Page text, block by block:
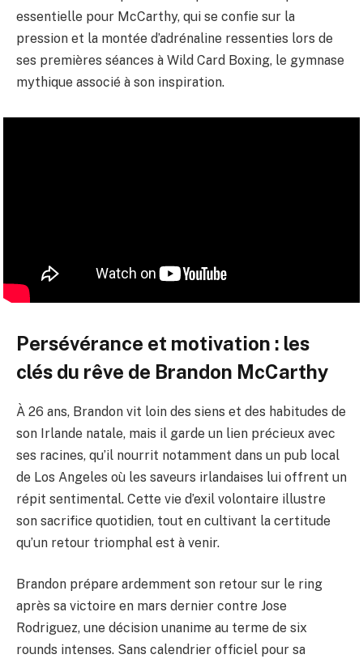
essentielle pour McCarthy, qui se confie sur la
pression et la montée d’adrénaline ressenties lors de
ses premières séances à Wild Card Boxing, le gymnase
mythique associé à son inspiration.
Persévérance et motivation : les
clés du rêve de Brandon McCarthy
À 26 ans, Brandon vit loin des siens et des habitudes de
son Irlande natale, mais il garde un lien précieux avec
ses racines, qu’il nourrit notamment dans un pub local
de Los Angeles où les saveurs irlandaises lui offrent un
répit sentimental. Cette vie d’exil volontaire illustre
son sacrifice quotidien, tout en cultivant la certitude
qu’un retour triomphal est à venir.
Brandon prépare ardemment son retour sur le ring
après sa victoire en mars dernier contre Jose
Rodriguez, une décision unanime au terme de six
rounds intenses. Sans calendrier officiel pour sa